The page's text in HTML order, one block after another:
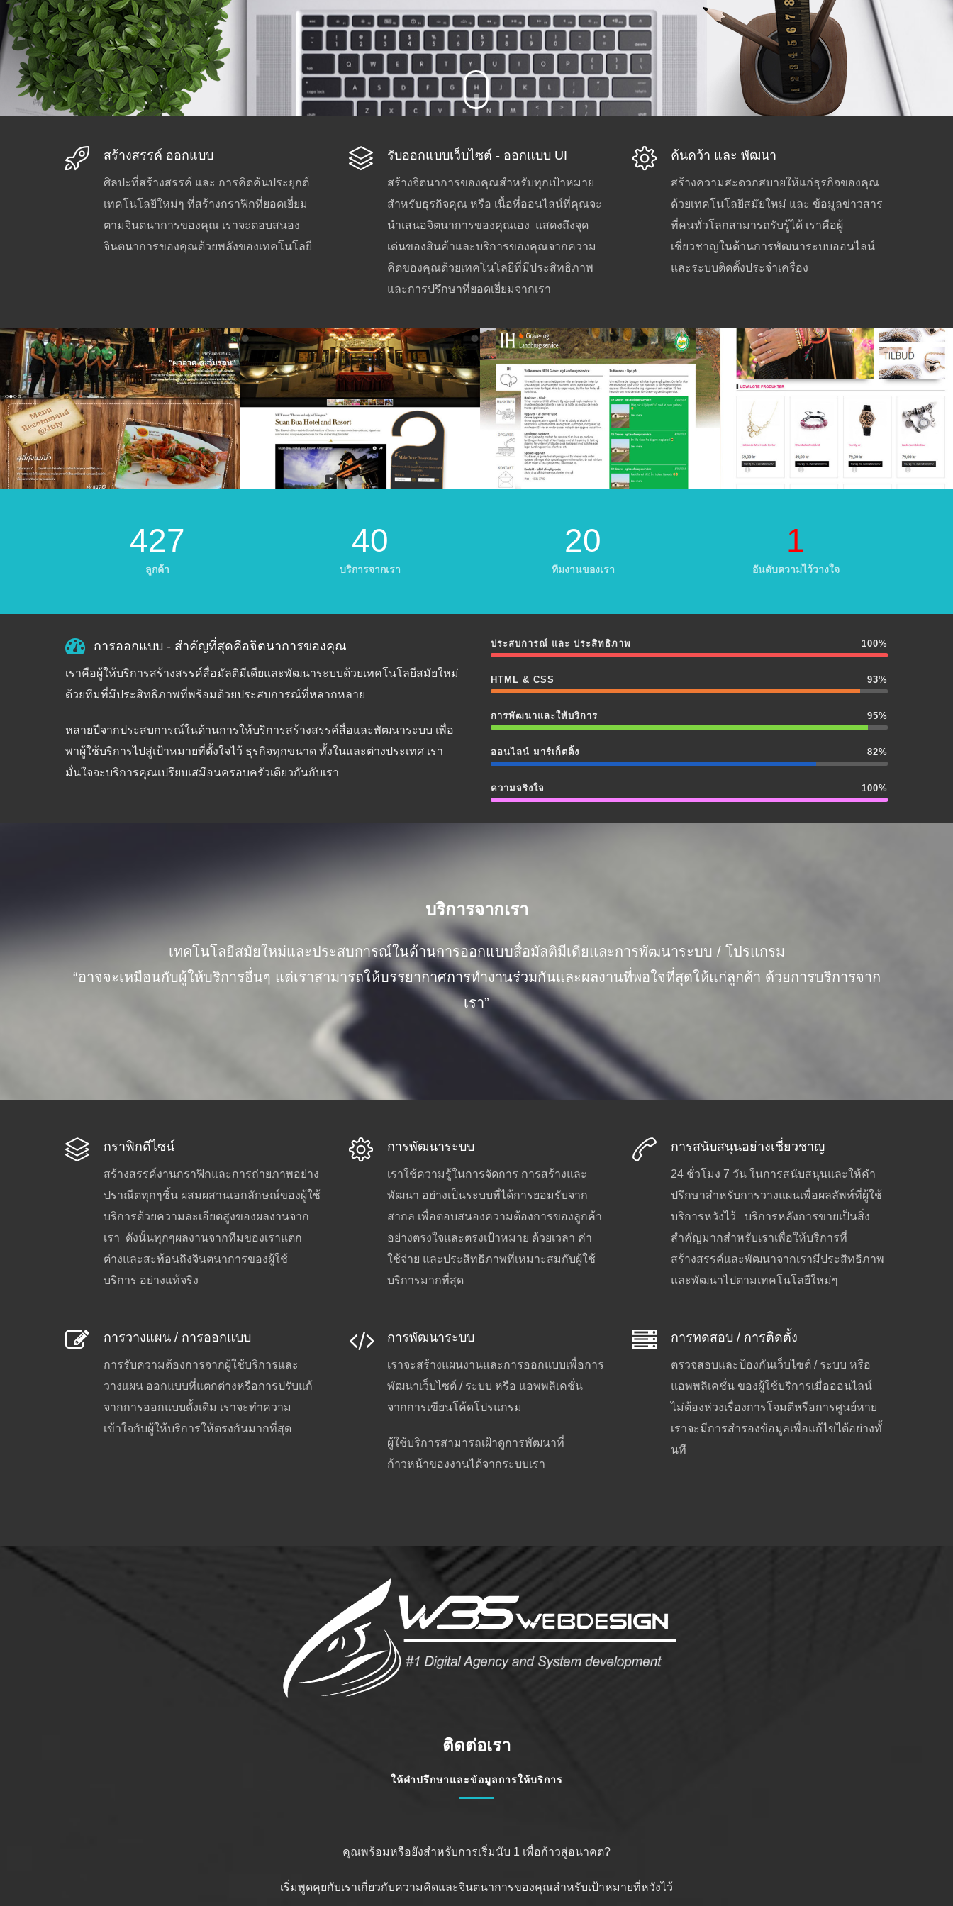
สร้างสรรค์ ออกแบบ
ศิลปะที่สร้างสรรค์ และ การคิดค้นประยุกต์
เทคโนโลยีใหม่ๆ ที่สร้างกราฟิกที่ยอดเยี่ยม
ตามจินตนาการของคุณ เราจะตอบสนอง
จินตนาการของคุณด้วยพลังของเทคโนโลยี
รับออกแบบเว็บไซต์ - ออกแบบ UI
สร้างจิตนาการของคุณสำหรับทุกเป้าหมาย
สำหรับธุรกิจคุณ หรือ เนื้อที่ออนไลน์ที่คุณจะ
นำเสนอจิตนาการของคุณเอง แสดงถึงจุด
เด่นของสินค้าและบริการของคุณจากความ
คิดของคุณด้วยเทคโนโลยีที่มีประสิทธิภาพ
และการปรึกษาที่ยอดเยี่ยมจากเรา
ค้นคว้า และ พัฒนา
สร้างความสะดวกสบายให้แก่ธุรกิจของคุณ
ด้วยเทคโนโลยีสมัยใหม่ และ ข้อมูลข่าวสาร
ที่คนทั่วโลกสามารถรับรู้ได้ เราคือผู้
เชี่ยวชาญในด้านการพัฒนาระบบออนไลน์
และระบบติดตั้งประจำเครื่อง
427
ลูกค้า
40
บริการจากเรา
20
ทีมงานของเรา
1
อันดับความไว้วางใจ
การออกแบบ - สำคัญที่สุดคือจิตนาการของคุณ
เราคือผู้ให้บริการสร้างสรรค์สื่อมัลติมีเดียและพัฒนาระบบด้วยเทคโนโลยีสมัยใหม่
ด้วยทีมที่มีประสิทธิภาพที่พร้อมด้วยประสบการณ์ที่หลากหลาย
หลายปีจากประสบการณ์ในด้านการให้บริการสร้างสรรค์สื่อและพัฒนาระบบ เพื่อ
พาผู้ใช้บริการไปสู่เป้าหมายที่ตั้งใจไว้ ธุรกิจทุกขนาด ทั้งในและต่างประเทศ เรา
มั่นใจจะบริการคุณเปรียบเสมือนครอบครัวเดียวกันกับเรา
ประสบการณ์ และ ประสิทธิภาพ 100%
HTML & CSS 93%
การพัฒนาและให้บริการ 95%
ออนไลน์ มาร์เก็ตติ้ง 82%
ความจริงใจ 100%
บริการจากเรา
เทคโนโลยีสมัยใหม่และประสบการณ์ในด้านการออกแบบสื่อมัลติมีเดียและการพัฒนาระบบ / โปรแกรม
“อาจจะเหมือนกับผู้ให้บริการอื่นๆ แต่เราสามารถให้บรรยากาศการทำงานร่วมกันและผลงานที่พอใจที่สุดให้แก่ลูกค้า ด้วยการบริการจาก
เรา”
กราฟิกดีไซน์
สร้างสรรค์งานกราฟิกและการถ่ายภาพอย่าง
ปราณีตทุกๆชิ้น ผสมผสานเอกลักษณ์ของผู้ใช้
บริการด้วยความละเอียดสูงของผลงานจาก
เรา ดังนั้นทุกๆผลงานจากทีมของเราแตก
ต่างและสะท้อนถึงจินตนาการของผู้ใช้
บริการ อย่างแท้จริง
การวางแผน / การออกแบบ
การรับความต้องการจากผู้ใช้บริการและ
วางแผน ออกแบบที่แตกต่างหรือการปรับแก้
จากการออกแบบดั้งเดิม เราจะทำความ
เข้าใจกับผู้ให้บริการให้ตรงกันมากที่สุด
การพัฒนาระบบ
เราใช้ความรู้ในการจัดการ การสร้างและ
พัฒนา อย่างเป็นระบบที่ได้การยอมรับจาก
สากล เพื่อตอบสนองความต้องการของลูกค้า
อย่างตรงใจและตรงเป้าหมาย ด้วยเวลา ค่า
ใช้จ่าย และประสิทธิภาพที่เหมาะสมกับผู้ใช้
บริการมากที่สุด
การพัฒนาระบบ
เราจะสร้างแผนงานและการออกแบบเพื่อการ
พัฒนาเว็บไซต์ / ระบบ หรือ แอพพลิเคชั่น
จากการเขียนโค้ดโปรแกรม
ผู้ใช้บริการสามารถเฝ้าดูการพัฒนาที่
ก้าวหน้าของงานได้จากระบบเรา
การสนับสนุนอย่างเชี่ยวชาญ
24 ชั่วโมง 7 วัน ในการสนับสนุนและให้คำ
ปรึกษาสำหรับการวางแผนเพื่อผลลัพท์ที่ผู้ใช้
บริการหวังไว้ บริการหลังการขายเป็นสิ่ง
สำคัญมากสำหรับเราเพื่อให้บริการที่
สร้างสรรค์และพัฒนาจากเรามีประสิทธิภาพ
และพัฒนาไปตามเทคโนโลยีใหม่ๆ
การทดสอบ / การติดตั้ง
ตรวจสอบและป้องกันเว็บไซต์ / ระบบ หรือ
แอพพลิเคชั่น ของผู้ใช้บริการเมื่อออนไลน์
ไม่ต้องห่วงเรื่องการโจมตีหรือการศูนย์หาย
เราจะมีการสำรองข้อมูลเพื่อแก้ไขได้อย่างทั้
นที
ติดต่อเรา
ให้คำปรึกษาและข้อมูลการให้บริการ
คุณพร้อมหรือยังสำหรับการเริ่มนับ 1 เพื่อก้าวสู่อนาคต?
เริ่มพูดคุยกับเราเกี่ยวกับความคิดและจินตนาการของคุณสำหรับเป้าหมายที่หวังไว้